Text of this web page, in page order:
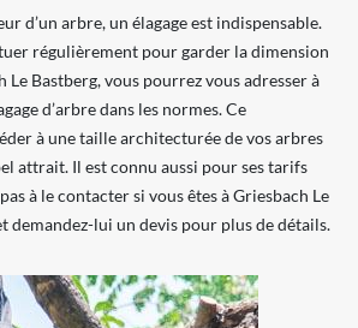
d’un arbre, un élagage est indispensable.
régulièrement pour garder la dimension
Le Bastberg, vous pourrez vous adresser à
d’arbre dans les normes. Ce
à une taille architecturée de vos arbres
attrait. Il est connu aussi pour ses tarifs
à le contacter si vous êtes à Griesbach Le
demandez-lui un devis pour plus de détails.